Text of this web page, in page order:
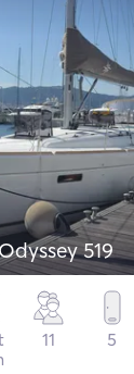
519
11 5